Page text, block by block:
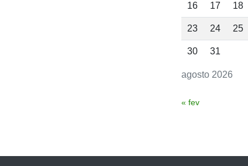
agosto 2026
16 17 18
23 24 25
30 31
« fev